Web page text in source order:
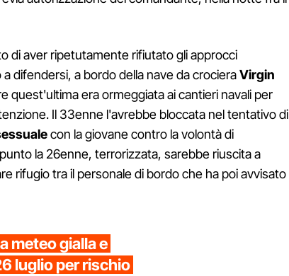
di aver ripetutamente rifiutato gli approcci
difendersi, a bordo della nave da crocieraVirgin
quest'ultima era ormeggiata ai cantieri navali per
Il 33enne l'avrebbe bloccata nel tentativo di
con la giovane contro la volontà di
la 26enne, terrorizzata, sarebbe riuscita a
rifugio tra il personale di bordo che ha poi avvisato
meteo gialla e
luglio per rischio